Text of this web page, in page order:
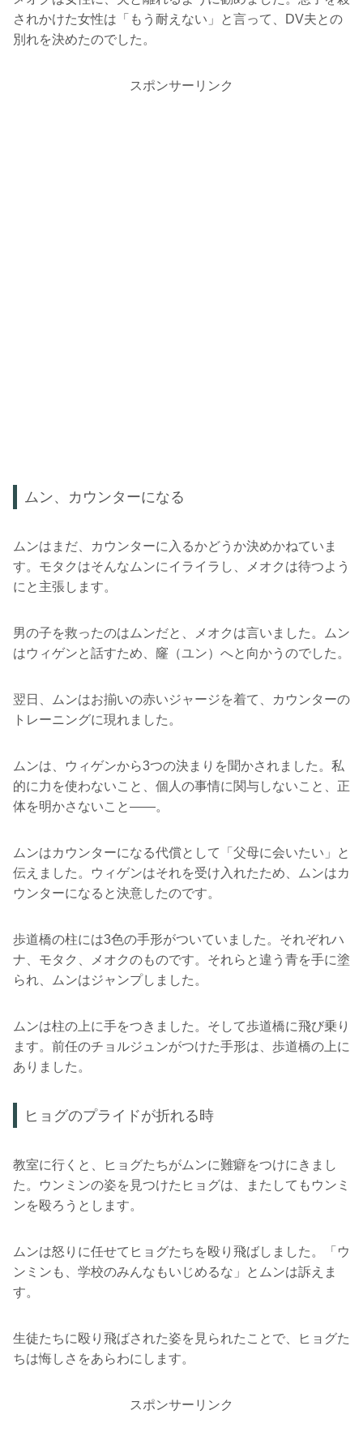
されかけた女性は「もう耐えない」と言って、DV夫との
別れを決めたのでした。
スポンサーリンク
ムン、カウンターになる
ムンはまだ、カウンターに入るかどうか決めかねていま
す。モタクはそんなムンにイライラし、メオクは待つよう
にと主張します。
男の子を救ったのはムンだと、メオクは言いました。ムン
はウィゲンと話すため、窿（ユン）へと向かうのでした。
翌日、ムンはお揃いの赤いジャージを着て、カウンターの
トレーニングに現れました。
ムンは、ウィゲンから3つの決まりを聞かされました。私
的に力を使わないこと、個人の事情に関与しないこと、正
体を明かさないこと――。
ムンはカウンターになる代償として「父母に会いたい」と
伝えました。ウィゲンはそれを受け入れたため、ムンはカ
ウンターになると決意したのです。
歩道橋の柱には3色の手形がついていました。それぞれハ
ナ、モタク、メオクのものです。それらと違う青を手に塗
られ、ムンはジャンプしました。
ムンは柱の上に手をつきました。そして歩道橋に飛び乗り
ます。前任のチョルジュンがつけた手形は、歩道橋の上に
ありました。
ヒョグのプライドが折れる時
教室に行くと、ヒョグたちがムンに難癖をつけにきまし
た。ウンミンの姿を見つけたヒョグは、またしてもウンミ
ンを殴ろうとします。
ムンは怒りに任せてヒョグたちを殴り飛ばしました。「ウ
ンミンも、学校のみんなもいじめるな」とムンは訴えま
す。
生徒たちに殴り飛ばされた姿を見られたことで、ヒョグた
ちは悔しさをあらわにします。
スポンサーリンク